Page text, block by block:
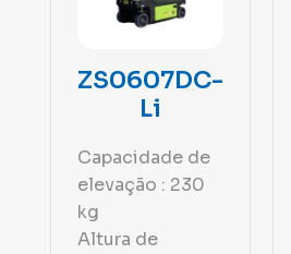
ZS0607DC-
Li
Capacidade de
elevação : 230
kg
Altura de